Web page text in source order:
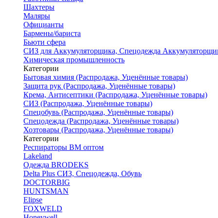
Шахтеры
Маляры
Официанты
Бармены/бариста
Бьюти сфера
СИЗ для Аккумуляторщика, Спецодежда
Химическая промышленность
Категории
Бытовая химия (Распродажа, Уценённые товары)
Защита рук (Распродажа, Уценённые товары)
Крема, Антисептики (Распродажа, Уценённые товары)
СИЗ (Распродажа, Уценённые товары)
Спецобувь (Распродажа, Уценённые товары)
Спецодежда (Распродажа, Уценённые товары)
Хозтовары (Распродажа, Уценённые товары)
Категории
Респираторы ВМ оптом
Lakeland
Одежда BRODEKS
Delta Plus СИЗ, Спецодежда, Обувь
DOCTORBIG
HUNTSMAN
Elipse
FOXWELD